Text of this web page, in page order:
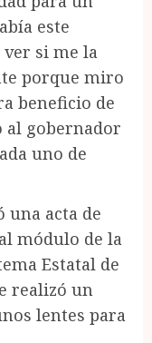
este
si me la
porque miro
beneficio de
al gobernador
uno de
una acta de
módulo de la
Estatal de
realizó un
lentes para